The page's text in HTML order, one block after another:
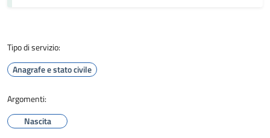
Tipo di servizio:
Anagrafe e stato civile
Argomenti:
Nascita